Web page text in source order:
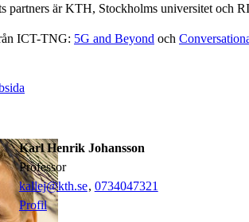
partners är KTH, Stockholms universitet och
ICT-TNG: 5G and Beyond och
Karl Henrik Johansson
professor
kallej@kth.se, 0734047321
Profil